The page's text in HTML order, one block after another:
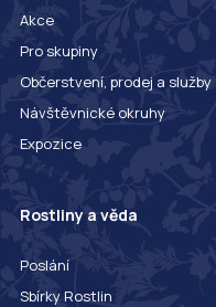
Akce
Pro skupiny
Občerstvení, prodej a služby
Návštěvnické okruhy
Expozice
Rostliny a věda
Poslání
Sbírky Rostlin